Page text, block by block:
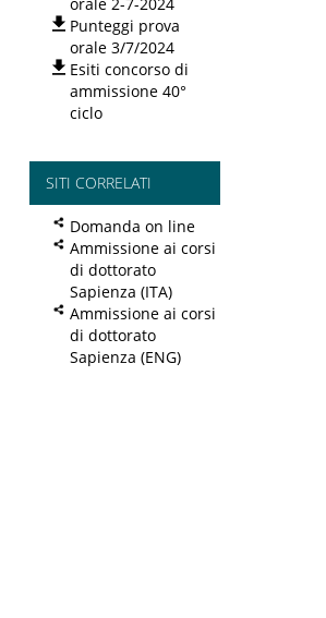
Punteggi prova
orale 3/7/2024
Esiti concorso di
ammissione 40°
ciclo
SITI CORRELATI
Domanda on line
Ammissione ai corsi
di dottorato
Sapienza (ITA)
Ammissione ai corsi
di dottorato
Sapienza (ENG)